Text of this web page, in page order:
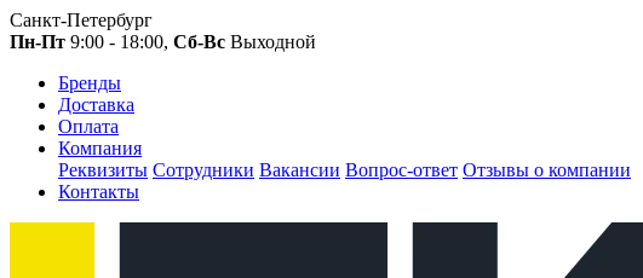
Санкт-Петербург
Пн-Пт 9:00 - 18:00, Сб-Вс Выходной
Бренды
Доставка
Оплата
Компания
Реквизиты Сотрудники Вакансии Вопрос-ответ Отзывы о компании
Контакты